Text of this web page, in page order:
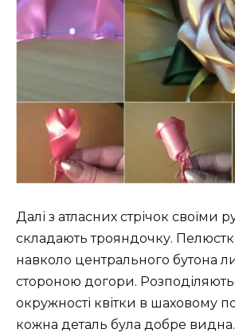
Далі з атласних стрічок своїми
складають трояндочку.
навколо центрального бутона
стороною догори.
окружності квітки в шаховому
кожна деталь була добре